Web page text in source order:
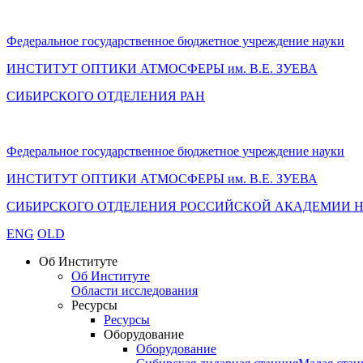
Федеральное государственное бюджетное учреждение науки
ИНСТИТУТ ОПТИКИ АТМОСФЕРЫ им. В.Е. ЗУЕВА
СИБИРСКОГО ОТДЕЛЕНИЯ РАН
Федеральное государственное бюджетное учреждение науки
ИНСТИТУТ ОПТИКИ АТМОСФЕРЫ им. В.Е. ЗУЕВА
СИБИРСКОГО ОТДЕЛЕНИЯ РОССИЙСКОЙ АКАДЕМИИ
ENG OLD
Об Институте
Об Институте
Области исследования
Ресурсы
Ресурсы
Оборудование
Оборудование